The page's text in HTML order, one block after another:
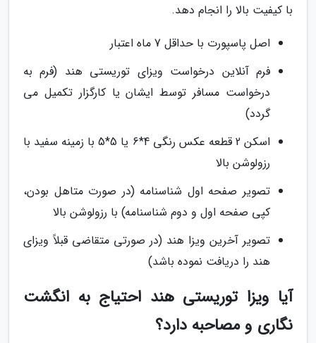
با کیفیت بالا را انجام دهد.
اصل پاسپورت با حداقل 7 ماه اعتبار
فرم آنلاین درخواست ویزای توریستی هند (فرم به
درخواست مسافر توسط ایشان یا کارگزار تکمیل می
گردد)
اسکن 2 قطعه عکس رنگی 4*6 یا 5*5 با زمینه سفید با
رزولوشن بالا
تصویر صفحه اول شناسنامه (در صورت متاهل بودن،
کپی صفحه اول و دوم شناسنامه) با رزولوشن بالا
تصویر آخرین ویزا هند (در صورتی متقاضی قبلاً ویزای
هند را دریافت نموده باشد)
آیا ویزا توریستی هند احتیاج به انگشت
نگاری و مصاحبه دارد؟